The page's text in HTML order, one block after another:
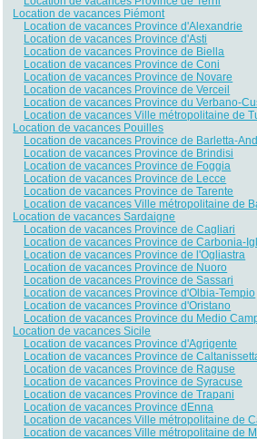
Location de vacances Piémont
Location de vacances Province d'Alexandrie
Location de vacances Province d'Asti
Location de vacances Province de Biella
Location de vacances Province de Coni
Location de vacances Province de Novare
Location de vacances Province de Verceil
Location de vacances Province du Verbano-
Location de vacances Ville métropolitaine de
Location de vacances Pouilles
Location de vacances Province de Barletta-
Location de vacances Province de Brindisi
Location de vacances Province de Foggia
Location de vacances Province de Lecce
Location de vacances Province de Tarente
Location de vacances Ville métropolitaine de
Location de vacances Sardaigne
Location de vacances Province de Cagliari
Location de vacances Province de Carbonia-
Location de vacances Province de l'Ogliastra
Location de vacances Province de Nuoro
Location de vacances Province de Sassari
Location de vacances Province d'Olbia-Tempio
Location de vacances Province d'Oristano
Location de vacances Province du Medio
Location de vacances Sicile
Location de vacances Province d'Agrigente
Location de vacances Province de
Location de vacances Province de Raguse
Location de vacances Province de Syracuse
Location de vacances Province de Trapani
Location de vacances Province dEnna
Location de vacances Ville métropolitaine de
Location de vacances Ville métropolitaine de